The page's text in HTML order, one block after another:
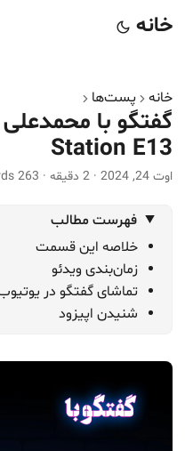
خانه
خانه پست‌ها
Station E13
اوت 24, 2024 · 2 دقیقه ·
263 words
فهرست مطالب
خلاصه این قسمت
زمان‌بندی ویدئو
تماشای گفتگو در
شنیدن اپیزود